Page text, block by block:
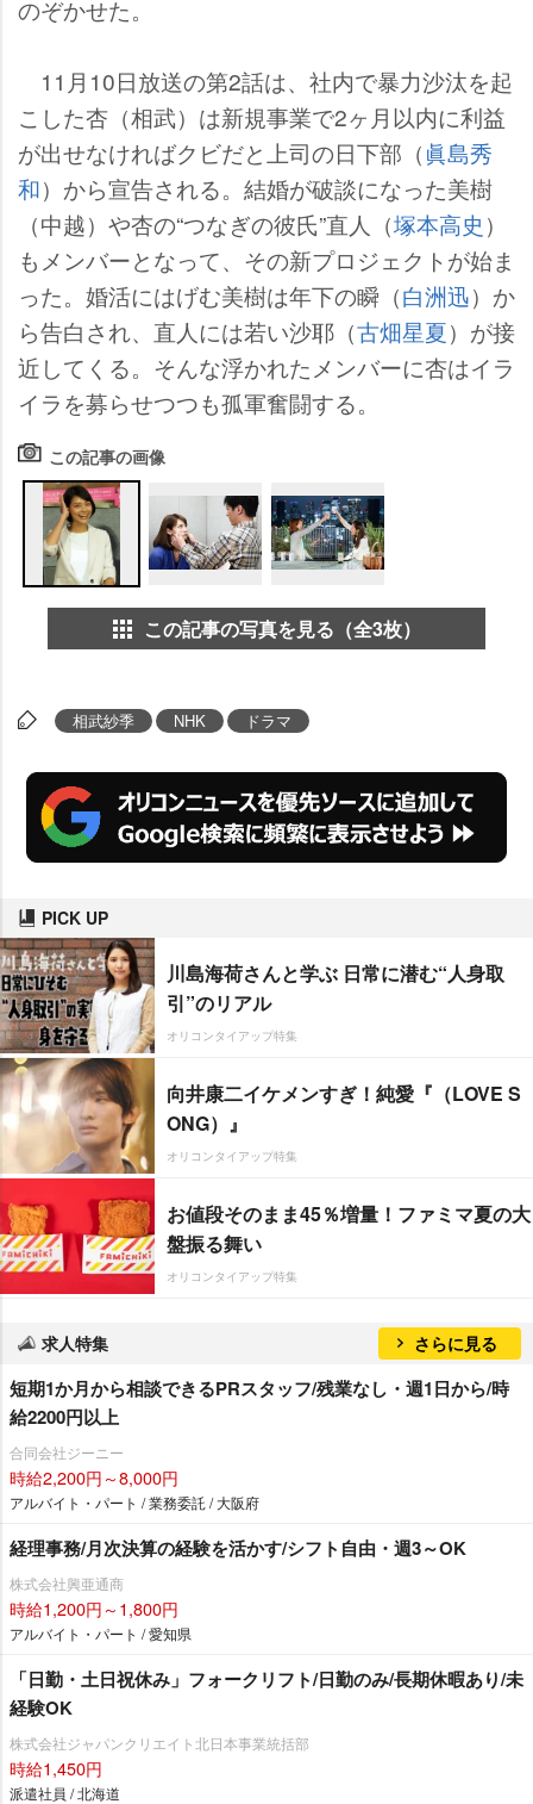
のぞかせた。
11月10日放送の第2話は、社内で暴力沙汰を起
こした杏（相武）は新規事業で2ヶ月以内に利益
が出せなければクビだと上司の日下部（眞島秀
和）から宣告される。結婚が破談になった美樹
（中越）や杏の“つなぎの彼氏”直人（塚本高史 ）
もメンバーとなって、その新プロジェクトが始ま
った。婚活にはげむ美樹は年下の瞬（白洲迅）か
ら告白され、直人には若い沙耶（古畑星夏）が接
近してくる。そんな浮かれたメンバーに杏はイラ
イラを募らせつつも孤軍奮闘する。
この記事の画像
この記事の写真を見る（全3枚）
相武紗季 NHK ドラマ
PICK UP
川島海荷さんと学ぶ 日常に潜む“人身取
引”のリアル
オリコンタイアップ特集
向井康二イケメンすぎ！純愛『（LOVE S
ONG）』
オリコンタイアップ特集
お値段そのまま45％増量！ファミマ夏の大
盤振る舞い
オリコンタイアップ特集
求人特集 さらに見る
短期1か月から相談できるPRスタッフ/残業なし・週1日から/時
給2200円以上
合同会社ジーニー
時給2,200円～8,000円
アルバイト・パート / 業務委託 / 大阪府
経理事務/月次決算の経験を活かす/シフト自由・週3～OK
株式会社興亜通商
時給1,200円～1,800円
アルバイト・パート / 愛知県
「日勤・土日祝休み」フォークリフト/日勤のみ/長期休暇あり/未
経験OK
株式会社ジャパンクリエイト北日本事業統括部
時給1,450円
派遣社員 / 北海道